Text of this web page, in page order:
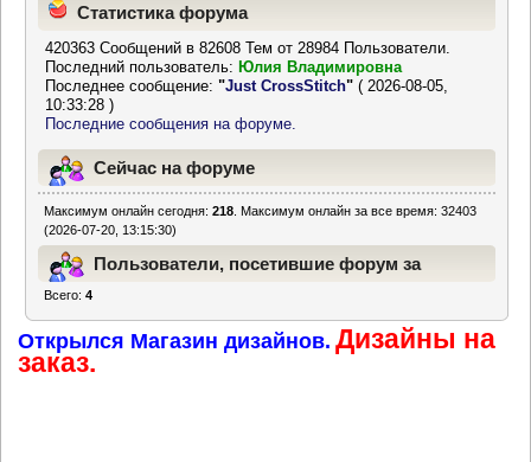
Статистика форума
420363 Сообщений в 82608 Тем от 28984 Пользователи.
Последний пользователь: Юлия Владимировна
Последнее сообщение:"Just CrossStitch" ( 2026-08-05,
10:33:28 )
Последние сообщения на форуме.
Сейчас на форуме
Максимум онлайн сегодня:218 . Максимум онлайн за все время: 32403
(2026-07-20, 13:15:30)
Пользователи, посетившие форум за
Всего:4
Открылся Магазин дизайнов. Дизайны на
заказ.